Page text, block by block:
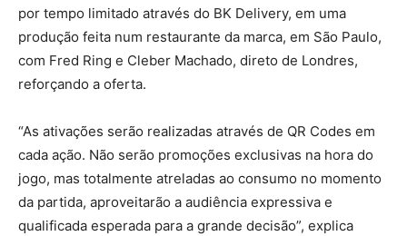
por tempo limitado através do BK Delivery, em uma
produção feita num restaurante da marca, em São Paulo,
com Fred Ring e Cleber Machado, direto de Londres,
reforçando a oferta.
“As ativações serão realizadas através de QR Codes em
cada ação. Não serão promoções exclusivas na hora do
jogo, mas totalmente atreladas ao consumo no momento
da partida, aproveitarão a audiência expressiva e
qualificada esperada para a grande decisão”, explica